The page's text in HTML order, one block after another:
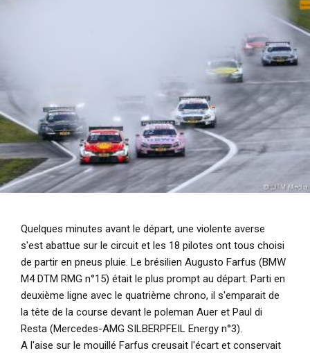
Quelques minutes avant le départ, une violente averse
s'est abattue sur le circuit et les 18 pilotes ont tous choisi
de partir en pneus pluie. Le brésilien Augusto Farfus (BMW
M4 DTM RMG n°15) était le plus prompt au départ. Parti en
deuxième ligne avec le quatrième chrono, il s'emparait de
la tête de la course devant le poleman Auer et Paul di
Resta (Mercedes-AMG SILBERPFEIL Energy n°3).
A l'aise sur le mouillé Farfus creusait l'écart et conservait